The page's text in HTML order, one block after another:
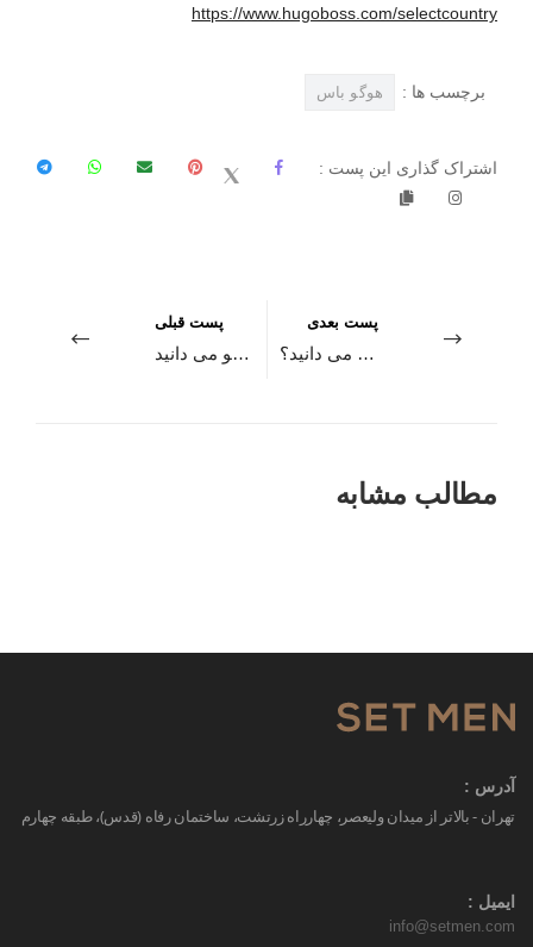
https://www.hugoboss.com/selectcountry
برچسب ها : هوگو باس
اشتراک گذاری این پست :
پست قبلی
نکاتی که کمتر در مورد سالواتوره فراگامو می دانید!
پست بعدی
از برند کلوین کلاین چه می دانید؟
مطالب مشابه
آدرس :
تهران - بالاتر از میدان ولیعصر، چهارراه زرتشت، ساختمان رفاه (قدس)، طبقه چهارم
ایمیل :
info@setmen.com